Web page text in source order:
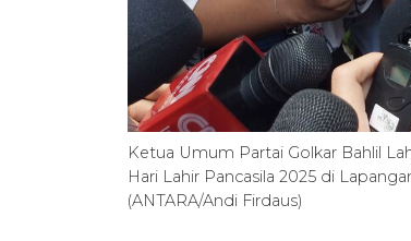
Ketua Umum Partai Golkar Bahlil
Hari Lahir Pancasila 2025 di
(ANTARA/Andi Firdaus)